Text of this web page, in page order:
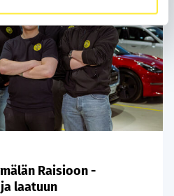
Raisioon -
laatuun